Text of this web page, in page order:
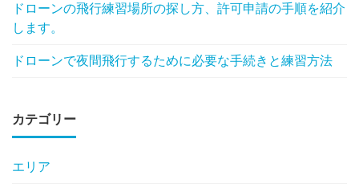
ドローンの飛行練習場所の探し方、許可申請の手順を紹介
します。
ドローンで夜間飛行するために必要な手続きと練習方法
カテゴリー
エリア